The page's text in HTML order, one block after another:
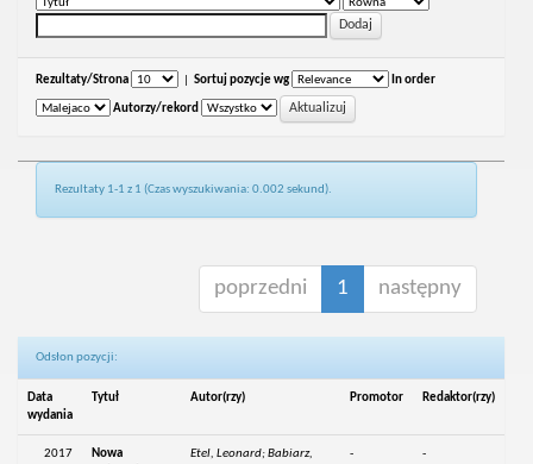
Rezultaty/Strona Sortuj pozycje wg In order
Autorzy/rekord
Rezultaty 1-1 z 1 (Czas wyszukiwania: 0.002 sekund).
poprzedni 1 następny
Odsłon pozycji:
Data
wydania
Tytuł Autor(rzy) Promotor Redaktor(rzy)
2017
Nowa
Etel, Leonard; Babiarz,
- -